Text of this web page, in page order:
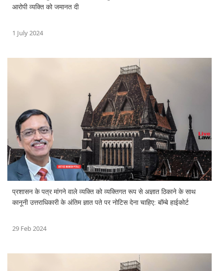
आरोपी व्यक्ति को जमानत दी
1 July 2024
प्रशासन के पत्र मांगने वाले व्यक्ति को व्यक्तिगत रूप से अज्ञात ठिकाने के साथ
कानूनी उत्तराधिकारी के अंतिम ज्ञात पते पर नोटिस देना चाहिए: बॉम्बे हाईकोर्ट
29 Feb 2024